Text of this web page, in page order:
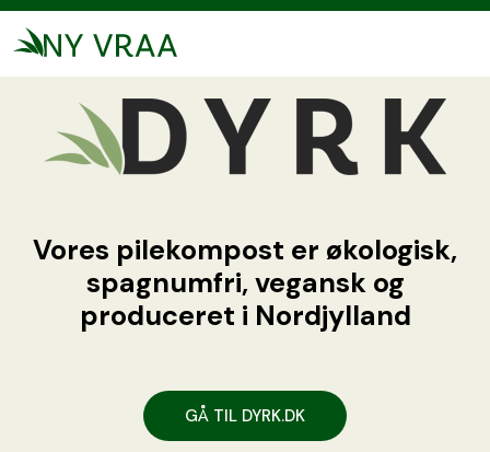
Vores pilekompost er økologisk,
spagnumfri, vegansk og
produceret i Nordjylland
GÅ TIL DYRK.DK